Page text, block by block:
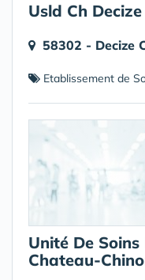
Usld Ch Decize
58302 - Decize
Etablissement de
Unité De
Chateau-